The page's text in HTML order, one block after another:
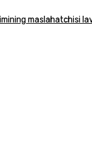
maslahatchisi